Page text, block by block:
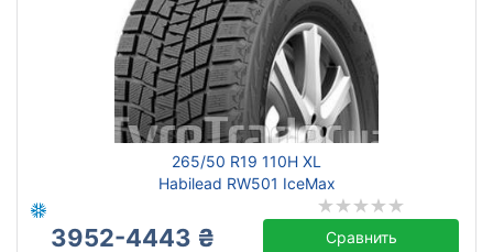
265/50 R19 110H XL
Habilead RW501 IceMax
3952-4443 ₴ Сравнить
Страна производства
Подобрать